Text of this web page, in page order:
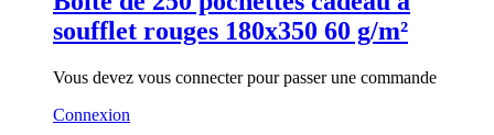
soufflet rouges 180x350 60 g/m²
Vous devez vous connecter pour passer une commande
Connexion